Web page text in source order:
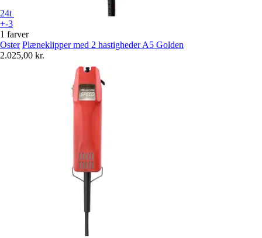
24t
+-3
1 farver
Oster Plæneklipper med 2 hastigheder A5 Golden
2.025,00 kr.